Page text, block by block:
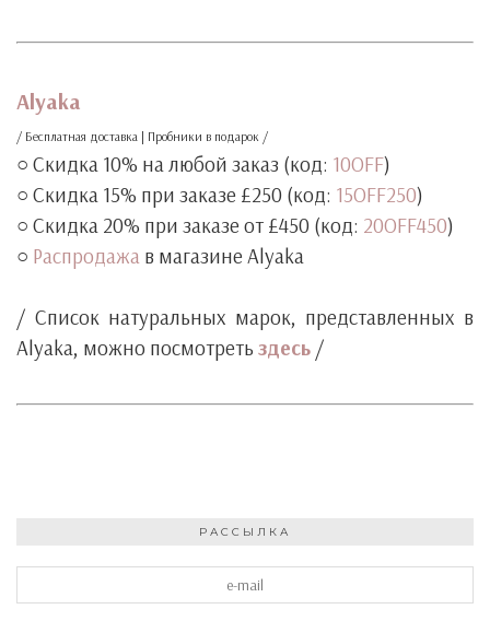
Alyaka
/ Бесплатная доставка | Пробники в подарок /
○ Скидка 10% на любой заказ (код: 10OFF)
○ Скидка 15% при заказе £250 (код: 15OFF250)
○ Скидка 20% при заказе от £450 (код: 20OFF450)
○ Распродажа в магазине Alyaka
/ Список натуральных марок, представленных в
Alyaka, можно посмотреть здесь /
РАССЫЛКА